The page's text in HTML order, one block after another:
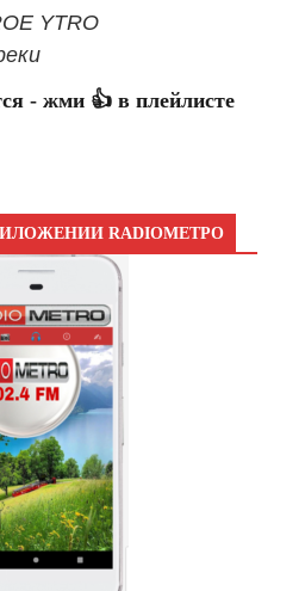
YTRO
- жми 👍 в плейлисте
RADIOМЕТРО